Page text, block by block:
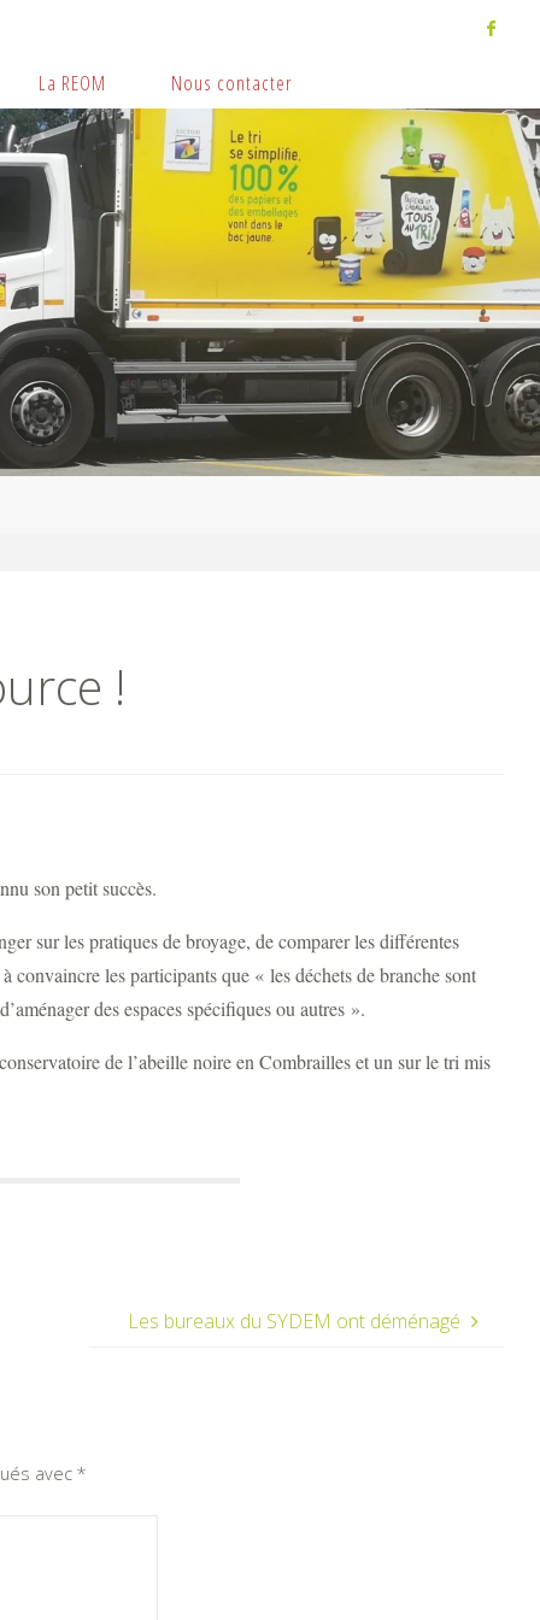
La REOM Nous contacter
!
son petit succès.
sur les pratiques de broyage, de comparer les différentes
les participants que « les déchets de branche sont
des espaces spécifiques ou autres ».
de l’abeille noire en Combrailles et un sur le tri mis
Les bureaux du SYDEM ont déménagé
avec *